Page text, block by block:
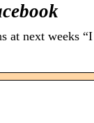
at next weeks “I